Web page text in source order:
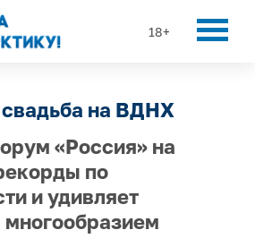
18+
на ВДНХ
«Россия» на
по
и удивляет